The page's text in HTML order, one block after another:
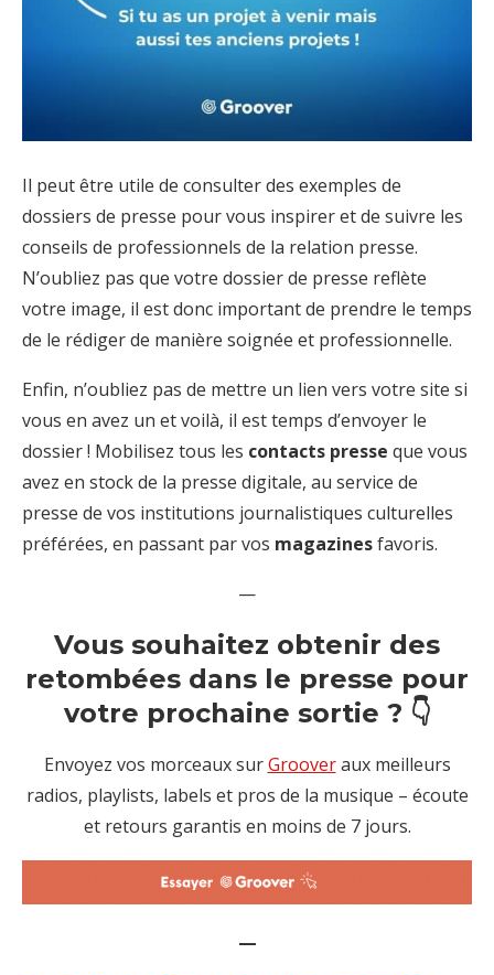
Il peut être utile de consulter des exemples de
dossiers de presse pour vous inspirer et de suivre les
conseils de professionnels de la relation presse.
N’oubliez pas que votre dossier de presse reflète
votre image, il est donc important de prendre le temps
de le rédiger de manière soignée et professionnelle.
Enfin, n’oubliez pas de mettre un lien vers votre site si
vous en avez un et voilà, il est temps d’envoyer le
dossier ! Mobilisez tous les contacts presse que vous
avez en stock de la presse digitale, au service de
presse de vos institutions journalistiques culturelles
préférées, en passant par vos magazinesfavoris.
—
Vous souhaitez obtenir des
retombées dans le presse pour
votre prochaine sortie ? 👇
Envoyez vos morceaux surGrooveraux meilleurs
radios, playlists, labels et pros de la musique – écoute
et retours garantis en moins de 7 jours.
—